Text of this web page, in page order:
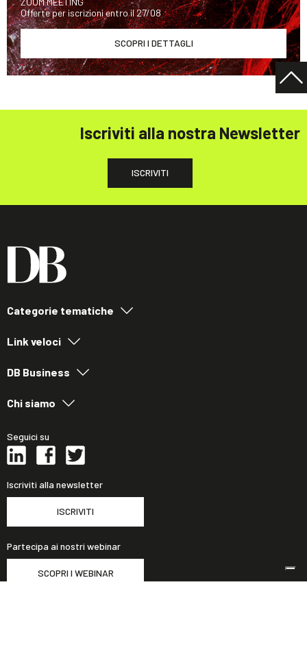
Offerte per iscrizioni entro il 27/08
SCOPRI I DETTAGLI
Iscriviti alla nostra Newsletter
ISCRIVITI
Categorie tematiche
Link veloci
DB Business
Chi siamo
Seguici su
Iscriviti alla newsletter
ISCRIVITI
Partecipa ai nostri webinar
SCOPRI I WEBINAR